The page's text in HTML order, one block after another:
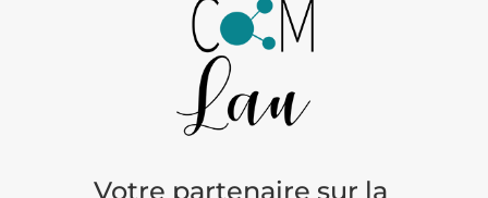
Votre partenaire sur la